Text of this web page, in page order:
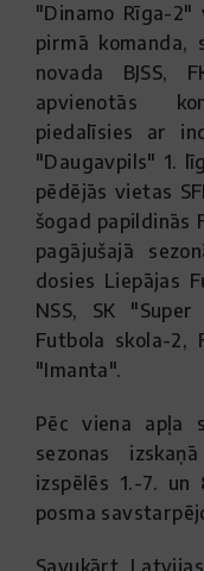
"Dinamo Rīga-2"
pirmā komanda,
novada BJSS,
apvienotās
piedalīsies ar
"Daugavpils" 1.
pēdējās vietas
šogad papildinās
pagājušajā
dosies Liepājas
NSS, SK "Super
Futbola skola-2,
"Imanta".
Pēc viena apļa
sezonas
izspēlēs 1.-7.
posma
Savukārt